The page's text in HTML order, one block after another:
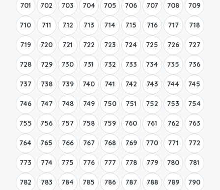
701 702 703 704 705 706 707 708 709
710 711 712 713 714 715 716 717 718
719 720 721 722 723 724 725 726 727
728 729 730 731 732 733 734 735 736
737 738 739 740 741 742 743 744 745
746 747 748 749 750 751 752 753 754
755 756 757 758 759 760 761 762 763
764 765 766 767 768 769 770 771 772
773 774 775 776 777 778 779 780 781
782 783 784 785 786 787 788 789 790